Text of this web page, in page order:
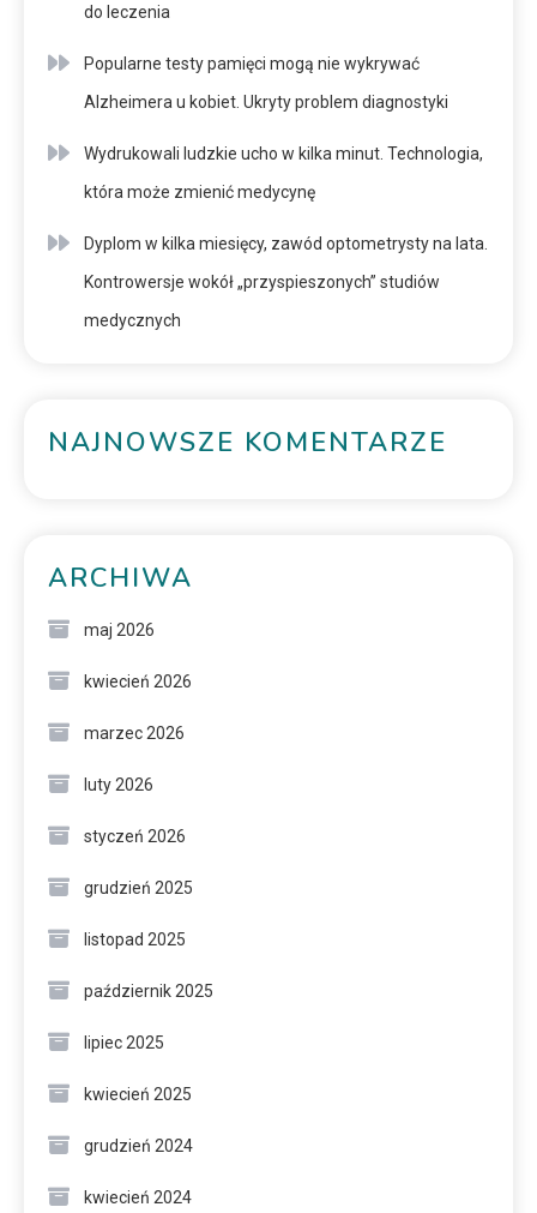
do leczenia
Popularne testy pamięci mogą nie wykrywać
Alzheimera u kobiet. Ukryty problem diagnostyki
Wydrukowali ludzkie ucho w kilka minut. Technologia,
która może zmienić medycynę
Dyplom w kilka miesięcy, zawód optometrysty na lata.
Kontrowersje wokół „przyspieszonych” studiów
medycznych
NAJNOWSZE KOMENTARZE
ARCHIWA
maj 2026
kwiecień 2026
marzec 2026
luty 2026
styczeń 2026
grudzień 2025
listopad 2025
październik 2025
lipiec 2025
kwiecień 2025
grudzień 2024
kwiecień 2024